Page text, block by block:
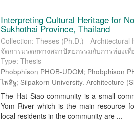
Interpreting Cultural Heritage for
Sukhothai Province, Thailand
Collection: Theses (Ph.D.) -
จัดการมรดกทางสถาปัตยกรรมกับการท่องเที่
Type: Thesis
Phobphison PHOB-UDOM; Phobphison
ไพสิฐ; Silpakorn University. Architecture (
The Hat Siao community is a small
Yom River which is the main resource
local residents in the community are ...